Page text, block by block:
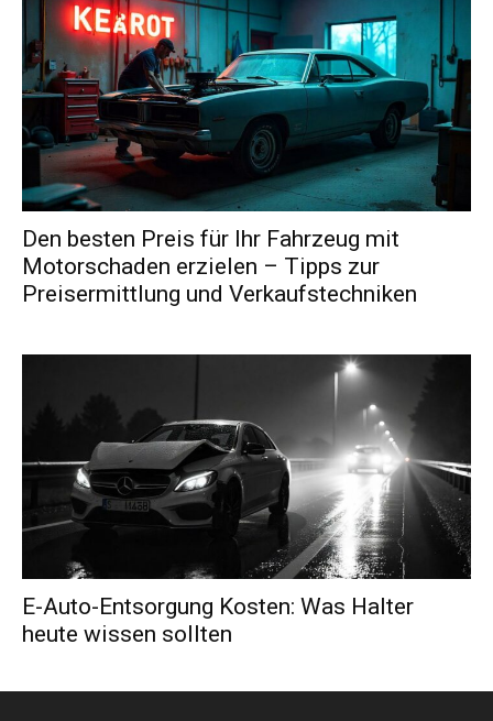
Den besten Preis für Ihr Fahrzeug mit
Motorschaden erzielen – Tipps zur
Preisermittlung und Verkaufstechniken
E-Auto-Entsorgung Kosten: Was Halter
heute wissen sollten